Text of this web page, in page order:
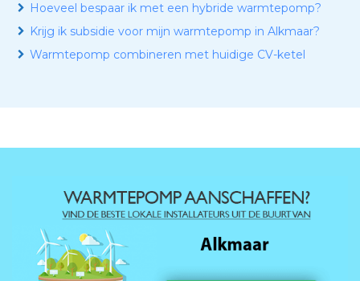
Hoeveel bespaar ik met een hybride warmtepomp?
Krijg ik subsidie voor mijn warmtepomp in Alkmaar?
Warmtepomp combineren met huidige CV-ketel